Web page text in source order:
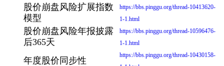
股价崩盘风险扩展指数
模型
https://bbs.pinggu.org/thread-10413620-
1-1.html
股价崩盘风险年报披露
后365天
https://bbs.pinggu.org/thread-10596476-
1-1.html
年度股价同步性
https://bbs.pinggu.org/thread-10430158-